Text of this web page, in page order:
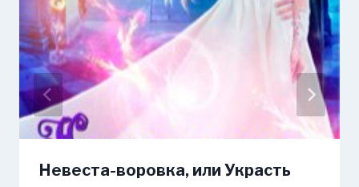
Невеста-воровка, или Украсть